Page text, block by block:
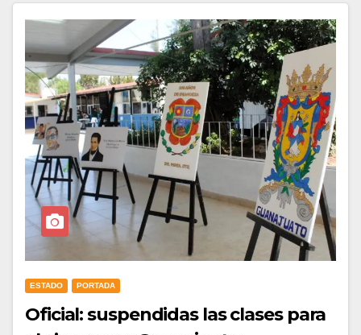
ESTADO PORTADA
Oficial: suspendidas las clases para